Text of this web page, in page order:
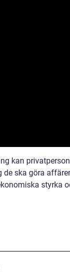
kan
de ska göra
styrka